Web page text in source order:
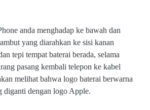
anda menghadap ke bawah dan
yang diarahkan ke sisi kanan
tepi tempat baterai berada, selama
pasang kembali telepon ke kabel
melihat bahwa logo baterai berwarna
diganti dengan logo Apple.